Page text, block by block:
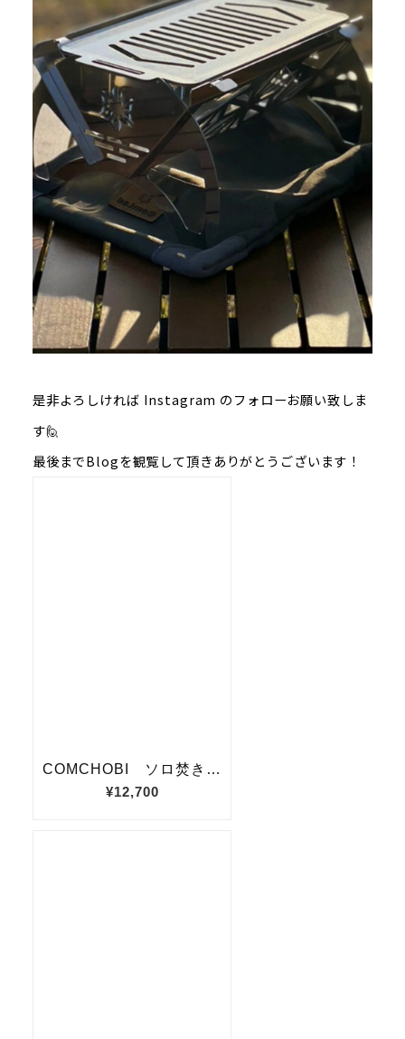
是非よろしければ Instagram のフォローお願い致しま
す🙋
最後までBlogを観覧して頂きありがとうございます！